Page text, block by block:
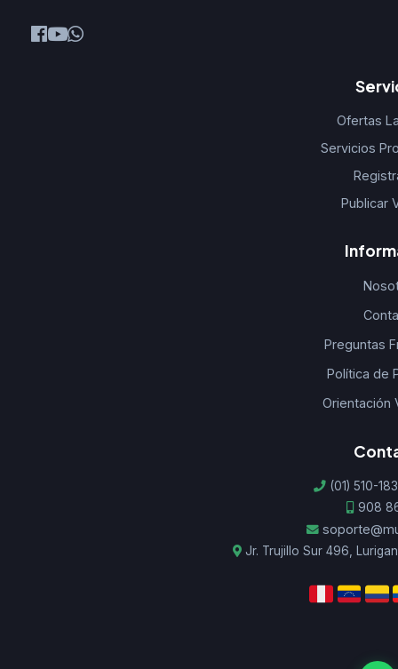
Ofertas
Servicios
Publicar
Preguntas
Política de
Orientación
(01) 510-
908
Jr. Trujillo Sur 496,